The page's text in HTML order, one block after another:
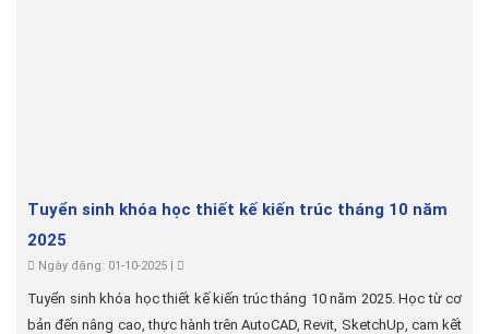
Tuyển sinh khóa học thiết kế kiến trúc tháng 10 năm
2025
Ngày đăng: 01-10-2025 |
Tuyển sinh khóa học thiết kế kiến trúc tháng 10 năm 2025. Học từ cơ
bản đến nâng cao, thực hành trên AutoCAD, Revit, SketchUp, cam kết